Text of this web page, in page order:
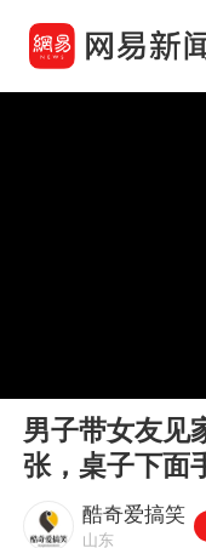
男子带女友见
张，桌子下面
酷奇爱搞笑
山东